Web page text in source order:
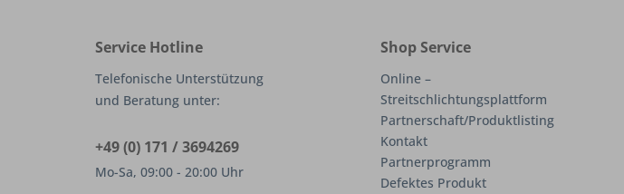
Service Hotline
Telefonische Unterstützung
und Beratung unter:
+49 (0) 171 / 3694269
Mo-Sa, 09:00 - 20:00 Uhr
Shop Service
Online –
Streitschlichtungsplattform
Partnerschaft/Produktlisting
Kontakt
Partnerprogramm
Defektes Produkt